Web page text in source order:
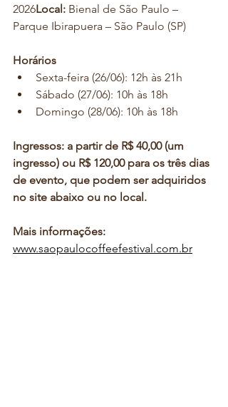
2026Local: Bienal de São Paulo –
Parque Ibirapuera – São Paulo (SP)
Horários
Sexta-feira (26/06): 12h às 21h
Sábado (27/06): 10h às 18h
Domingo (28/06): 10h às 18h
Ingressos: a partir de R$ 40,00 (um
ingresso) ou R$ 120,00 para os três dias
de evento, que podem ser adquiridos
no site abaixo ou no local.
Mais informações:
www.saopaulocoffeefestival.com.br